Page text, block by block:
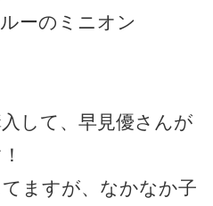
ーのミニオン
して、早見優さんが
ますが、なかなか子